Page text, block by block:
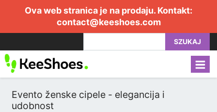
Ova web stranica je na prodaju. Kontakt:
contact@keeshoes.com
SZUKAJ
Evento ženske cipele - elegancija i
udobnost